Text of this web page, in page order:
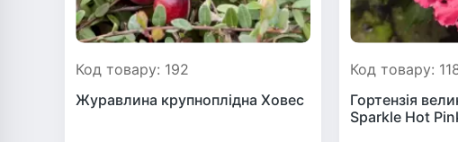
Код товару: 192
Журавлина крупноплідна Ховес
Код товару:
Гортензія
Sparkle Hot